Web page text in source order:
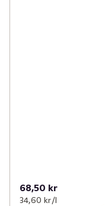
68,50 kr
34,60 kr /l